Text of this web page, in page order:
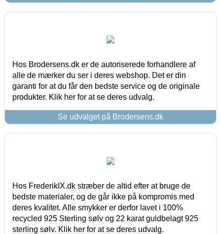
Hos Brodersens.dk er de autoriserede forhandlere af
alle de mærker du ser i deres webshop. Det er din
garanti for at du får den bedste service og de originale
produkter. Klik her for at se deres udvalg.
Se udvalget på Brodersens.dk
Hos FrederikIX.dk stræber de altid efter at bruge de
bedste materialer, og de går ikke på kompromis med
deres kvalitet. Alle smykker er derfor lavet i 100%
recycled 925 Sterling sølv og 22 karat guldbelagt 925
sterling sølv. Klik her for at se deres udvalg.